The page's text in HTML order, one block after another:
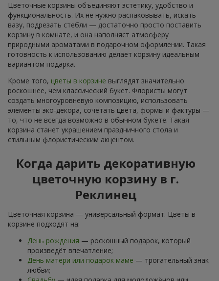
Цветочные корзины объединяют эстетику, удобство и
функциональность. Их не нужно распаковывать, искать
вазу, подрезать стебли — достаточно просто поставить
корзину в комнате, и она наполняєт атмосферу
природными ароматами в подарочном оформлении. Такая
готовность к использованию делает корзину идеальным
вариантом подарка.
Кроме того, цветы в корзине выглядят значительно
роскошнее, чем классический букет. Флористы могут
создать многоуровневую композицию, использовать
элементы эко-декора, сочетать цвета, формы и фактуры —
то, что не всегда возможно в обычном букете. Такая
корзина станет украшением праздничного стола и
стильным флористическим акцентом.
Когда дарить декоративную
цветочную корзину в г.
Реклинец
Цветочная корзина — универсальный формат. Цветы в
корзине подходят на:
День рождения — роскошный подарок, который
произведёт впечатление;
День матери или подарок маме — трогательный знак
любви;